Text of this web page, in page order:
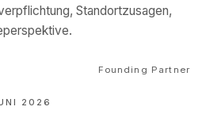
Standortzusagen,
Founding Partner
2026